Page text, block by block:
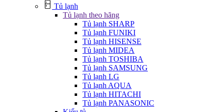
Tủ lạnh
Tủ lạnh theo hãng
Tủ lạnh SHARP
Tủ lạnh FUNIKI
Tủ lạnh HISENSE
Tủ lạnh MIDEA
Tủ lạnh TOSHIBA
Tủ lạnh SAMSUNG
Tủ lạnh LG
Tủ lạnh AQUA
Tủ lạnh HITACHI
Tủ lạnh PANASONIC